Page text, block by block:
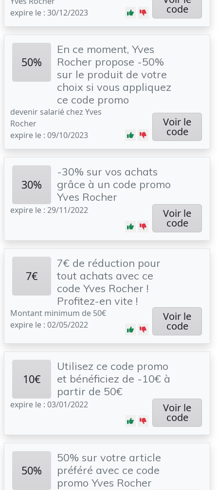
expire le : 30/12/2023
code
50%
En ce moment, Yves
Rocher propose -50%
sur le produit de votre
choix si vous appliquez
ce code promo
devenir salarié chez Yves
Rocher
expire le : 09/10/2023
Voir le
code
30%
-30% sur vos achats
grâce à un code promo
Yves Rocher
expire le : 29/11/2022 Voir le
code
7€
7€ de réduction pour
tout achats avec ce
code Yves Rocher !
Profitez-en vite !
Montant minimum de 50€
expire le : 02/05/2022
Voir le
code
10€
Utilisez ce code promo
et bénéficiez de -10€ à
partir de 50€
expire le : 03/01/2022 Voir le
code
50%
50% sur votre article
préféré avec ce code
promo Yves Rocher